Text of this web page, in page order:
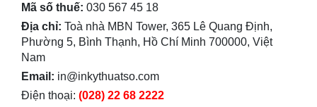
Mã số thuế: 030 567 45 18
Địa chỉ: Toà nhà MBN Tower, 365 Lê Quang Định,
Phường 5, Bình Thạnh, Hồ Chí Minh 700000, Việt
Nam
Email: in@inkythuatso.com
Điện thoại: (028) 22 68 2222